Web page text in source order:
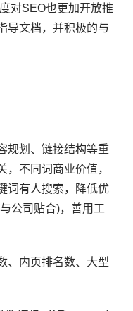
对SEO也更加开放推
导文档，并积极的与
规划、链接结构等重
，不同词商业价值，
词有人搜索，降低优
公司贴合)，善用工
、内页排名数、大型